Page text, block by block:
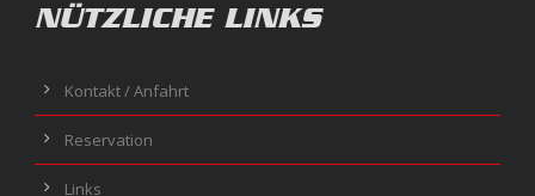
NÜTZLICHE LINKS
Kontakt / Anfahrt
Reservation
Links